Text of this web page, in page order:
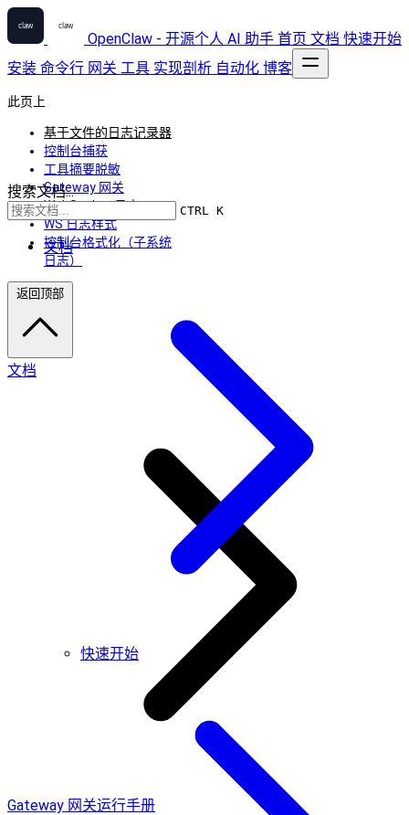
OpenClaw - 开源个人 AI 助手 首页 文档 快速开始
安装 命令行 网关 工具 实现剖析 自动化 博客
搜索文档...
CTRL K
文档
快速开始
此页上
基于文件的日志记录器
控制台捕获
工具摘要脱敏
Gateway 网关
WebSocket 日志
WS 日志样式
控制台格式化（子系统
日志）
返回顶部
文档
Gateway 网关运行手册